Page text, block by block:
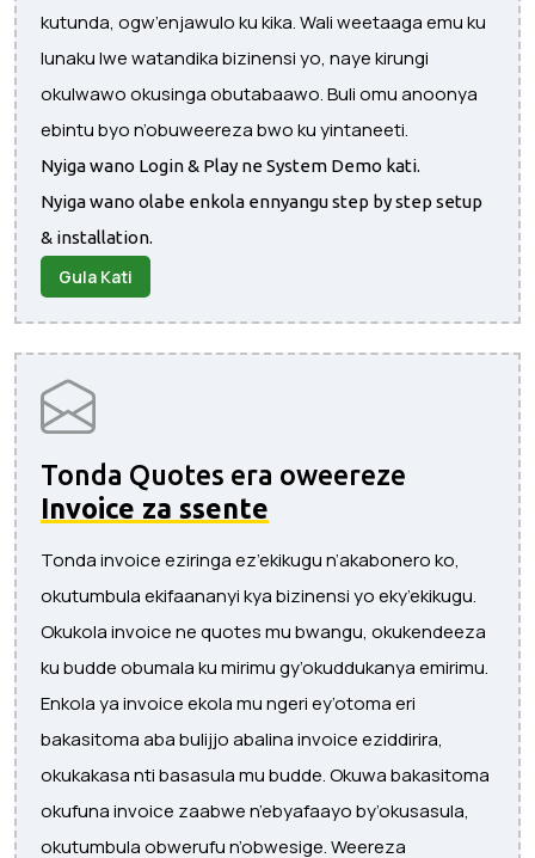
kutunda, ogw’enjawulo ku kika. Wali weetaaga emu ku
lunaku lwe watandika bizinensi yo, naye kirungi
okulwawo okusinga obutabaawo. Buli omu anoonya
ebintu byo n’obuweereza bwo ku yintaneeti.
Nyiga wano Login & Play ne System Demo kati.
Nyiga wano olabe enkola ennyangu step by step setup
& installation.
Gula Kati
Tonda Quotes era oweereze
Invoice za ssente
Tonda invoice eziringa ez’ekikugu n’akabonero ko,
okutumbula ekifaananyi kya bizinensi yo eky’ekikugu.
Okukola invoice ne quotes mu bwangu, okukendeeza
ku budde obumala ku mirimu gy’okuddukanya emirimu.
Enkola ya invoice ekola mu ngeri ey’otoma eri
bakasitoma aba bulijjo abalina invoice eziddirira,
okukakasa nti basasula mu budde. Okuwa bakasitoma
okufuna invoice zaabwe n’ebyafaayo by’okusasula,
okutumbula obwerufu n’obwesige. Weereza